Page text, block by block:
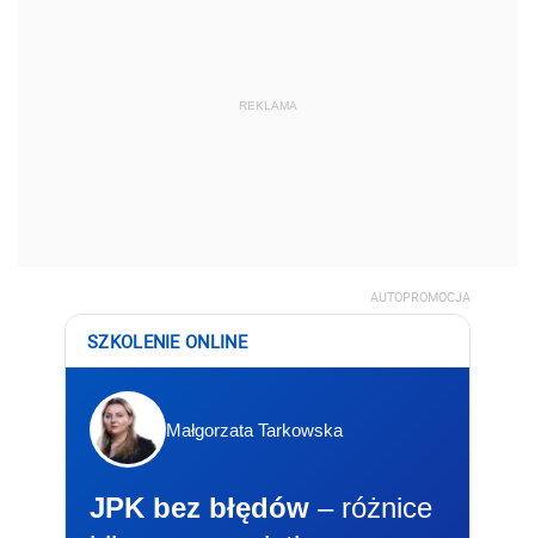
REKLAMA
AUTOPROMOCJA
SZKOLENIE ONLINE
Małgorzata Tarkowska
JPK bez błędów – różnice